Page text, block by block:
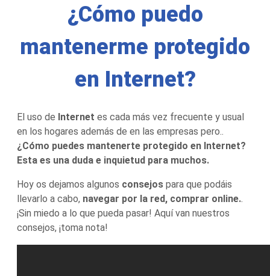
¿Cómo puedo
mantenerme protegido
en Internet?
El uso de Internet es cada más vez frecuente y usual
en los hogares además de en las empresas pero..
¿Cómo puedes mantenerte protegido en Internet?
Esta es una duda e inquietud para muchos.
Hoy os dejamos algunos consejos para que podáis
llevarlo a cabo, navegar por la red, comprar online..
¡Sin miedo a lo que pueda pasar! Aquí van nuestros
consejos, ¡toma nota!